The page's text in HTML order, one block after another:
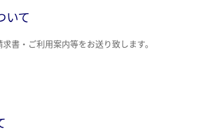
いて
書・ご利用案内等をお送り致します。